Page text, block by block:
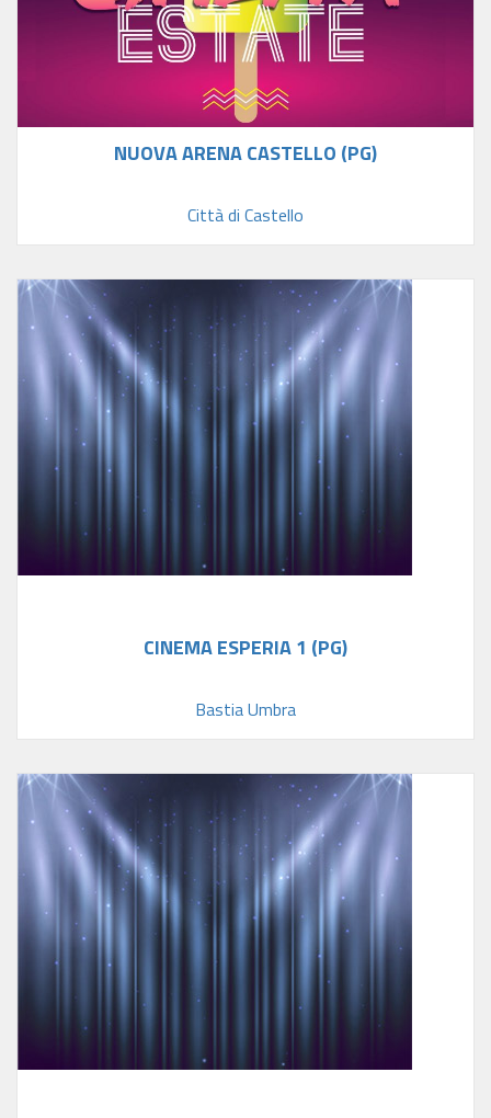
NUOVA ARENA CASTELLO (PG)
Città di Castello
CINEMA ESPERIA 1 (PG)
Bastia Umbra